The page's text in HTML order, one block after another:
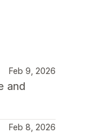
Feb 9, 2026
and
Feb 8, 2026